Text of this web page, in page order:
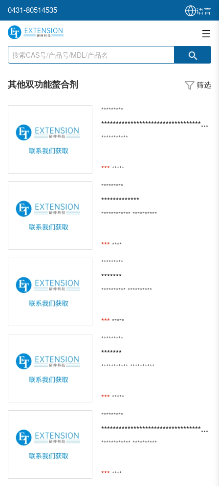
0431-80514535 语言
其他双功能螯合剂 筛选
*********
*************************************************************************************
***********
*** *****
*********
*************
************ **********
*** ****
*********
*******
********** **********
*** *****
*********
*******
*********** **********
*** *****
*********
******************************************************************************
************ **********
*** ****